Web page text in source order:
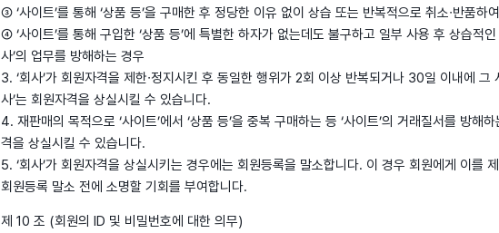
③ ‘사이트’를 통해 ‘상품 등’을 구매한 후 정당한 이유 없이 상습 또는 반복적으로 취소∙반품하
④ ‘사이트’를 통해 구입한 ‘상품 등’에 특별한 하자가 없는데도 불구하고 일부 사용 후 상습적
사’의 업무를 방해하는 경우
3. ‘회사’가 회원자격을 제한∙정지시킨 후 동일한 행위가 2회 이상 반복되거나 30일 이내에 그
사’는 회원자격을 상실시킬 수 있습니다.
4. 재판매의 목적으로 ‘사이트’에서 ‘상품 등’을 중복 구매하는 등 ‘사이트’의 거래질서를 방해
격을 상실시킬 수 있습니다.
5. ‘회사’가 회원자격을 상실시키는 경우에는 회원등록을 말소합니다. 이 경우 회원에게 이를
회원등록 말소 전에 소명할 기회를 부여합니다.
제 10 조 (회원의 ID 및 비밀번호에 대한 의무)